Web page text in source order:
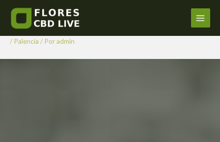
contenido
Main
Comprar Flores CBD en
Capillas
/ Palencia / Poradmin